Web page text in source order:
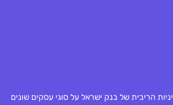
הריבית של בנק ישראל על סוגי עסקים שונים